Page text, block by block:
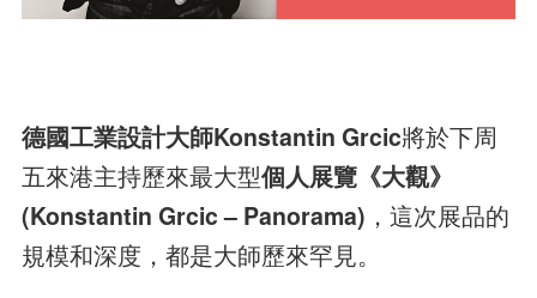
德國工業設計大師Konstantin Grcic將於下周
五來港主持歷來最大型個人展覽《大觀》
(Konstantin Grcic – Panorama) ，這次展品的
規模和深度，都是大師歷來罕見。